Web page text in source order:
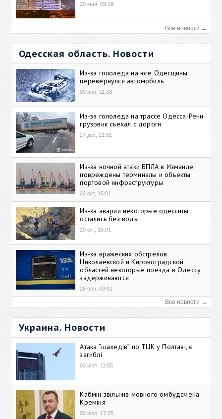
29 май, 09:18
Все новости →
Одесская область. Новости
Из-за гололеда на юге Одесщины
перевернулся автомобиль
09 янв, 11:33
Из-за гололеда на трассе Одесса-Рени
грузовик съехал с дороги
27 дек, 21:51
Из-за ночной атаки БПЛА в Измаиле
повреждены терминалы и объекты
портовой инфраструктуры
22 окт, 15:01
Из-за аварии некоторые одесситы
остались без воды
20 окт, 15:01
Из-за вражеских обстрелов
Николаевской и Кировоградской
областей некоторые поезда в Одессу
задерживаются
25 сен, 09:01
Все новости →
Украина. Новости
Атака “шахедів” по ТЦК у Полтаві, є
загиблі
03 июл, 11:55
Кабмін звільнив мовного омбудсмена
Креміня
02 июл, 17:25